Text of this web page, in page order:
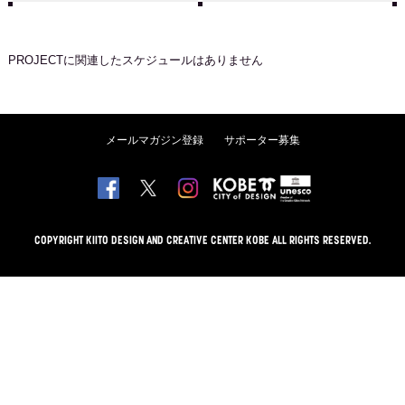
PROJECTに関連したスケジュールはありません
メールマガジン登録 サポーター募集
COPYRIGHT KIITO DESIGN AND CREATIVE CENTER KOBE ALL RIGHTS RESERVED.